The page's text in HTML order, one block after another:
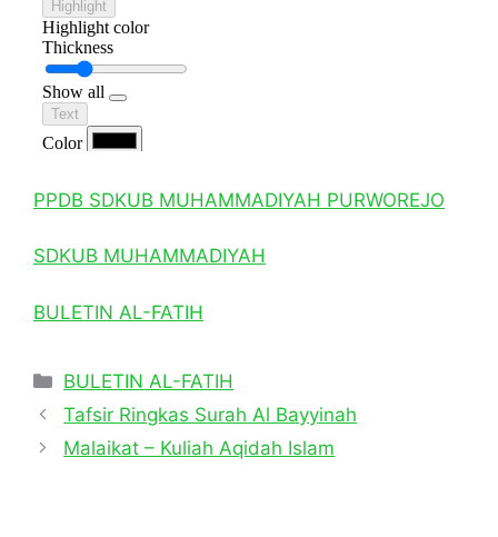
PPDB SDKUB MUHAMMADIYAH PURWOREJO
SDKUB MUHAMMADIYAH
BULETIN AL-FATIH
Categories
BULETIN AL-FATIH
Tafsir Ringkas Surah Al Bayyinah
Malaikat – Kuliah Aqidah Islam